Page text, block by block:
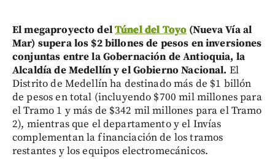
El megaproyecto delTúnel del Toyo(Nueva Vía al
Mar) supera los $2 billones de pesos en inversiones
conjuntas entre la Gobernación de Antioquia, la
Alcaldía de Medellín y el Gobierno Nacional. El
Distrito de Medellín ha destinado más de $1 billón
de pesos en total (incluyendo $700 mil millones para
el Tramo 1 y más de $342 mil millones para el Tramo
2), mientras que el departamento y el Invías
complementan la financiación de los tramos
restantes y los equipos electromecánicos.